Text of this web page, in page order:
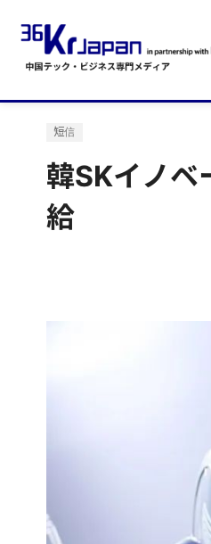
短信
韓SKイノベ
給